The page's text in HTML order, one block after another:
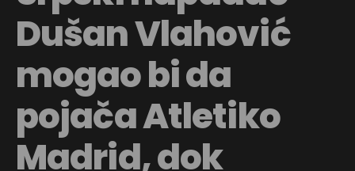
Dušan Vlahović
mogao bi da
pojača Atletiko
Madrid, dok